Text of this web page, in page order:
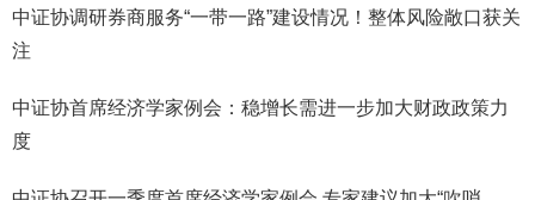
中证协调研券商服务“一带一路”建设情况！整体风险敞口获关
注
中证协首席经济学家例会：稳增长需进一步加大财政政策力
度